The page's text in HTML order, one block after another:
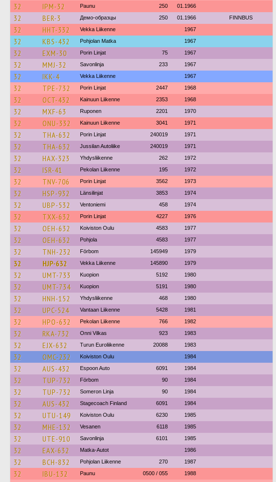
32 IPM-32 Paunu 250 01.1966
32 BER-3 Демо-образцы 250 01.1966 FINNBUS
32 HHT-332 Vekka Liikenne 1967
32 KBS-432 Pohjolan Matka 1967
32 EXM-30 Porin Linjat 75 1967
32 MMJ-32 Savonlinja 233 1967
32 IKK-4 Vekka Liikenne 1967
32 TPE-732 Porin Linjat 2447 1968
32 OCT-432 Kainuun Liikenne 2353 1968
32 MXF-63 Ruponen 2201 1970
32 ONU-332 Kainuun Liikenne 3041 1971
32 THA-632 Porin Linjat 240019 1971
32 THA-632 Jussilan Autoliike 240019 1971
32 HAX-323 Yhdysliikenne 262 1972
32 ISR-41 Pekolan Liikenne 195 1972
32 TNV-706 Porin Linjat 3562 1973
32 HSP-932 Länsilinjat 3853 1974
32 UBP-532 Ventoniemi 458 1974
32 TXX-632 Porin Linjat 4227 1976
32 OEH-632 Koiviston Oulu 4583 1977
32 OEH-632 Pohjola 4583 1977
32 TNH-232 Förbom 145949 1979
32 HJP-632 Vekka Liikenne 145890 1979
32 UMT-733 Kuopion 5192 1980
32 UMT-734 Kuopion 5191 1980
32 HNH-152 Yhdysliikenne 468 1980
32 UPC-524 Vantaan Liikenne 5428 1981
32 HPO-632 Pekolan Liikenne 766 1982
32 RKA-732 Onni Vilkas 923 1983
32 EJX-632 Turun Euroliikenne 20088 1983
32 OMC-232 Koiviston Oulu 1984
32 AUS-432 Espoon Auto 6091 1984
32 TUP-732 Förbom 90 1984
32 TUP-732 Someron Linja 90 1984
32 AUS-432 Stagecoach Finland 6091 1984
32 UTU-149 Koiviston Oulu 6230 1985
32 MHE-132 Vesanen 6118 1985
32 UTE-910 Savonlinja 6101 1985
32 EAX-632 Matka-Autot 1986
32 BCH-832 Pohjolan Liikenne 270 1987
32 IBU-132 Paunu 0500 / 055 1988